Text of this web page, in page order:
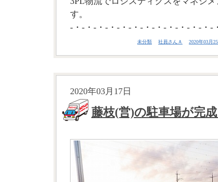
す。
-・-・-・-・-・-・-・-・-・-・-・-・-
未分類 社員さんＡ 2020年03月
2020年03月17日
藤枝(営)の駐車場が完